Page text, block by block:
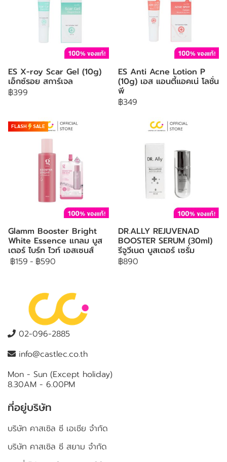
ES X-roy Scar Gel (10g)
เอ็กซ์รอย สการ์เจล
฿399
ES Anti Acne Lotion P
(10g) เอส แอนตี้แอคเน่ โลชั่น
พี
฿349
FLASH SALE
Glamm Booster Bright
White Essence แกลม บูส
เตอร์ ไบร์ท ไวท์ เอสเซนส์
฿159 - ฿590
DR.ALLY REJUVENAD
BOOSTER SERUM (30ml)
รีจูวีเนด บูสเตอร์ เซรั่ม
฿890
02-096-2885
info@castlec.co.th
Mon - Sun (Except holiday)
8.30AM - 6.00PM
ที่อยู่บริษัท
บริษัท คาสเซิล ซี เอเชีย จำกัด
บริษัท คาสเซิล ซี สยาม จำกัด